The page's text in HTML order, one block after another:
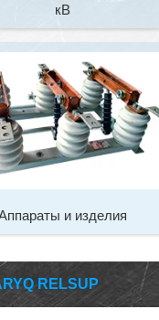
кВ
и изделия
RELSUP